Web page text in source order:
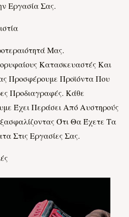
Εργασία Σας.
Μας.
Κατασκευαστές Και
Προσφέρουμε Προϊόντα Που
Προδιαγραφές. Κάθε
Έχει Περάσει Από Αυστηρούς
Ότι Θα Έχετε Τα
Στις Εργασίες Σας.